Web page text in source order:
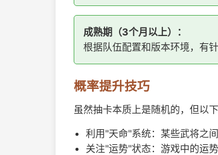
成熟期（3个月以上）：
根据队伍配置和版本环境，有
概率提升技巧
虽然抽卡本质上是随机的，但以
利用"天命"系统：某些武将之
关注"运势"状态：游戏中的运